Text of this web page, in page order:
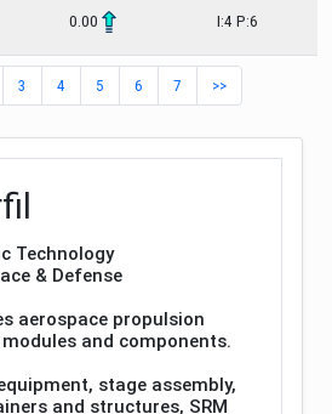
0.00 I:4 P:6
3 4 5 6 7 >>
Technology
& Defense
aerospace propulsion
and components.
stage assembly,
and structures, SRM